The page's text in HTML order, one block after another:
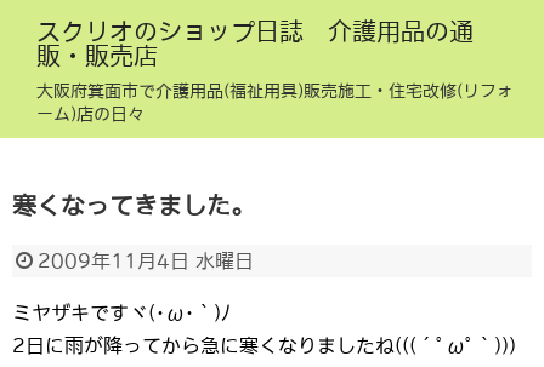
スクリオのショップ日誌 介護用品の通
販・販売店
大阪府箕面市で介護用品(福祉用具)販売施工・住宅改修(リフォ
ーム)店の日々
寒くなってきました。
2009年11月4日 水曜日
ミヤザキですヾ(･ω･｀)ﾉ
2日に雨が降ってから急に寒くなりましたね(((´ﾟωﾟ｀)))